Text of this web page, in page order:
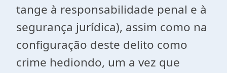
tange à responsabilidade penal e à
segurança jurídica), assim como na
configuração deste delito como
crime hediondo, um a vez que